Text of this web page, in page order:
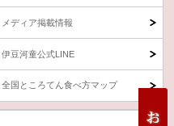
メディア掲載情報
伊豆河童公式LINE
全国ところてん食べ方マップ